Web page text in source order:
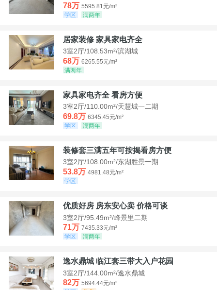
78万 5595.81元/m²
学区
满两年
居家装修 家具家电齐全
3室2厅/108.53m²/滨湖城
68万 6265.55元/m²
满两年
家具家电齐全 看房方便
3室2厅/110.00m²/天慧城一二期
69.8万 6345.45元/m²
学区
满两年
装修套三满五年可按揭看房方便
3室2厅/108.00m²/东湖胜景一期
53.8万 4981.48元/m²
学区
优质好房 房东安心卖 价格可谈
3室2厅/95.49m²/峰景里二期
71万 7435.33元/m²
学区
满两年
逸水鼎城 临江套三带大入户花园
3室2厅/144.00m²/逸水鼎城
82万 5694.44元/m²